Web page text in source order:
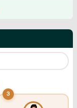
3